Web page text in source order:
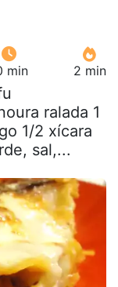
min 2 min
ralada 1
1/2 xícara
sal,...